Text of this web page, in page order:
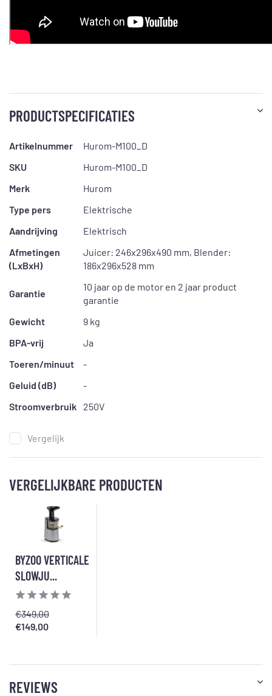
PRODUCTSPECIFICATIES
Artikelnummer
Hurom-M100_D
SKU
Hurom-M100_D
Merk
Hurom
Type pers
Elektrische
Aandrijving
Elektrisch
Afmetingen
(LxBxH)
Juicer: 246x296x490 mm, Blender:
186x296x528 mm
Garantie
10 jaar op de motor en 2 jaar product
garantie
Gewicht
9 kg
BPA-vrij
Ja
Toeren/minuut
-
Geluid (dB)
-
Stroomverbruik
250V
Vergelijk
VERGELIJKBARE PRODUCTEN
BYZOO VERTICALE
SLOWJU...
€349,00
€149,00
REVIEWS